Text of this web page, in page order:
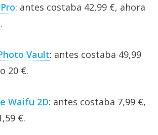
: antes costaba 42,99 €, ahora
Vault: antes costaba 49,99
20 €.
Waifu 2D: antes costaba 7,99 €,
€.